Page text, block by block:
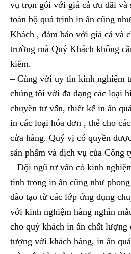
vụ trọn gói với giá cả ưu đãi và
toàn bộ quá trình in ấn cũng
Khách , đảm bảo với giá cả và
trường mà Quý Khách không
kiếm.
– Cùng với uy tín kinh nghiệm
chúng tôi với đa dạng các loại
chuyên tư vấn, thiết kế in ấn
in các loại hóa đơn , thẻ cho
cửa hàng. Quý vị có quyền
sản phẩm và dịch vụ của Công
– Đội ngũ tư vấn có kinh
tình trong in ấn cũng như
đào tạo từ các lớp ứng dụng
với kinh nghiệm hàng nghìn
cho quý khách in ấn chất lượng
tượng với khách hàng, in ấn